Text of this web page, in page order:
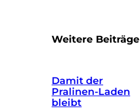
Weitere Beiträge
Damit der
Pralinen-Laden
bleibt